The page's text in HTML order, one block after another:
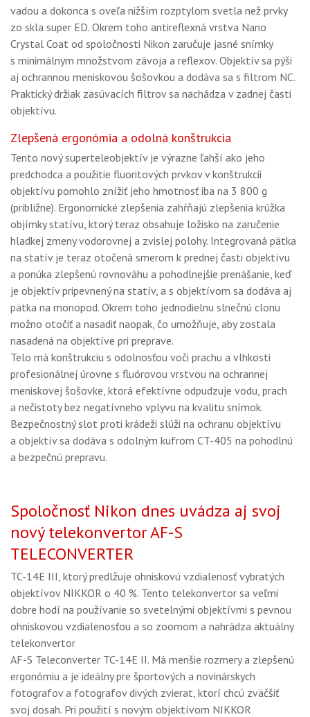
vadou a dokonca s oveľa nižším rozptylom svetla než prvky
zo skla super ED. Okrem toho antireflexná vrstva Nano
Crystal Coat od spoločnosti Nikon zaručuje jasné snímky
s minimálnym množstvom závoja a reflexov. Objektív sa pýši
aj ochrannou meniskovou šošovkou a dodáva sa s filtrom NC.
Praktický držiak zasúvacích filtrov sa nachádza v zadnej časti
objektívu.
Zlepšená ergonómia a odolná konštrukcia
Tento nový superteleobjektív je výrazne ľahší ako jeho
predchodca a použitie fluoritových prvkov v konštrukcii
objektívu pomohlo znížiť jeho hmotnosť iba na 3 800 g
(približne). Ergonomické zlepšenia zahŕňajú zlepšenia krúžka
objímky statívu, ktorý teraz obsahuje ložisko na zaručenie
hladkej zmeny vodorovnej a zvislej polohy. Integrovaná pätka
na statív je teraz otočená smerom k prednej časti objektívu
a ponúka zlepšenú rovnováhu a pohodlnejšie prenášanie, keď
je objektív pripevnený na statív, a s objektívom sa dodáva aj
pätka na monopod. Okrem toho jednodielnu slnečnú clonu
možno otočiť a nasadiť naopak, čo umožňuje, aby zostala
nasadená na objektíve pri preprave.
Telo má konštrukciu s odolnosťou voči prachu a vlhkosti
profesionálnej úrovne s fluórovou vrstvou na ochrannej
meniskovej šošovke, ktorá efektívne odpudzuje vodu, prach
a nečistoty bez negatívneho vplyvu na kvalitu snímok.
Bezpečnostný slot proti krádeži slúži na ochranu objektívu
a objektív sa dodáva s odolným kufrom CT-405 na pohodlnú
a bezpečnú prepravu.
Spoločnosť Nikon dnes uvádza aj svoj
nový telekonvertor AF-S
TELECONVERTER
TC-14E III, ktorý predlžuje ohniskovú vzdialenosť vybratých
objektívov NIKKOR o 40 %. Tento telekonvertor sa veľmi
dobre hodí na používanie so svetelnými objektívmi s pevnou
ohniskovou vzdialenosťou a so zoomom a nahrádza aktuálny
telekonvertor
AF-S Teleconverter TC-14E II. Má menšie rozmery a zlepšenú
ergonómiu a je ideálny pre športových a novinárskych
fotografov a fotografov divých zvierat, ktorí chcú zväčšiť
svoj dosah. Pri použití s novým objektívom NIKKOR